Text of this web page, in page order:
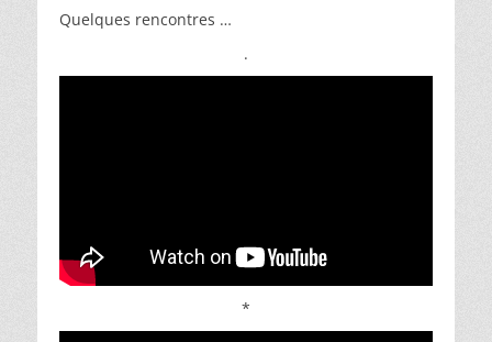
Quelques rencontres …
.
*